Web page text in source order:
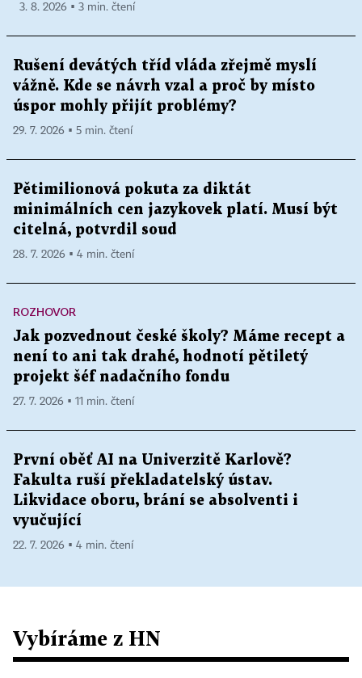
3. 8. 2026 ▪ 3 min. čtení
Rušení devátých tříd vláda zřejmě myslí
vážně. Kde se návrh vzal a proč by místo
úspor mohly přijít problémy?
29. 7. 2026 ▪ 5 min. čtení
Pětimilionová pokuta za diktát
minimálních cen jazykovek platí. Musí být
citelná, potvrdil soud
28. 7. 2026 ▪ 4 min. čtení
ROZHOVOR
Jak pozvednout české školy? Máme recept a
není to ani tak drahé, hodnotí pětiletý
projekt šéf nadačního fondu
27. 7. 2026 ▪ 11 min. čtení
První oběť AI na Univerzitě Karlově?
Fakulta ruší překladatelský ústav.
Likvidace oboru, brání se absolventi i
vyučující
22. 7. 2026 ▪ 4 min. čtení
Vybíráme z HN